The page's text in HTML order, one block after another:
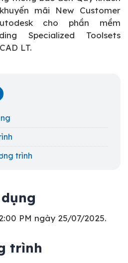
mãi New Customer
cho phần mềm
Specialized Toolsets
LT.
trình
PM ngày 25/07/2025.
trình